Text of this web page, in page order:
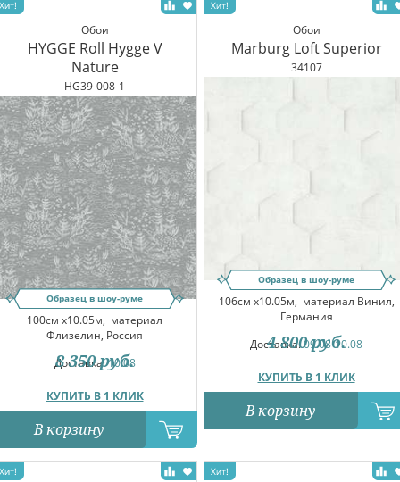
Обои
HYGGE Roll Hygge V
Nature
HG39-008-1
Образец в шоу-руме
100см x10.05м, материал
Флизелин, Россия
Доставка:10.08
КУПИТЬ В 1 КЛИК
8 350 руб.
В корзину
Обои
Marburg Loft Superior
34107
Образец в шоу-руме
106см x10.05м, материал Винил,
Германия
Доставка:09.08-10.08
КУПИТЬ В 1 КЛИК
4 800 руб.
В корзину